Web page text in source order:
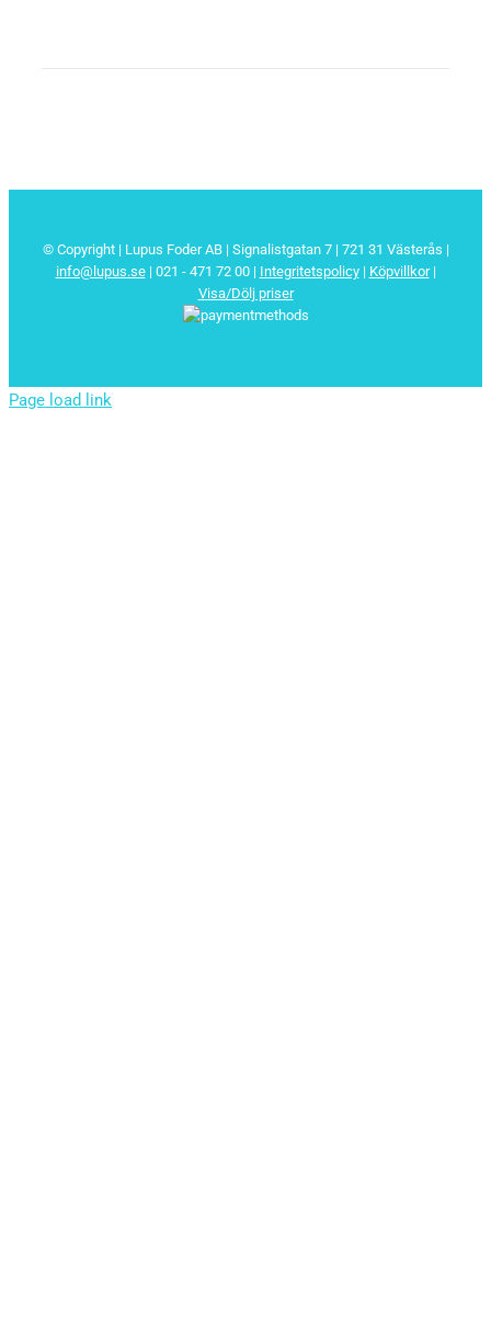
© Copyright | Lupus Foder AB | Signalistgatan 7 | 721 31 Västerås |
info@lupus.se| 021 - 471 72 00 | Integritetspolicy| Köpvillkor|
Visa/Dölj priser
Page load link